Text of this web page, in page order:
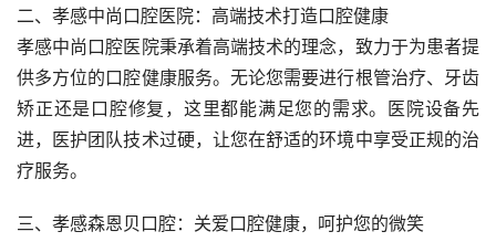
二、孝感中尚口腔医院：高端技术打造口腔健康
孝感中尚口腔医院秉承着高端技术的理念，致力于为患者提
供多方位的口腔健康服务。无论您需要进行根管治疗、牙齿
矫正还是口腔修复，这里都能满足您的需求。医院设备先
进，医护团队技术过硬，让您在舒适的环境中享受正规的治
疗服务。
三、孝感森恩贝口腔：关爱口腔健康，呵护您的微笑